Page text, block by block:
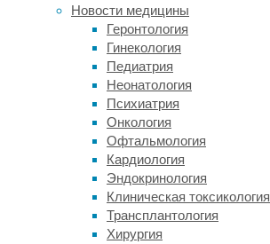
Новости медицины
Геронтология
Гинекология
Педиатрия
Неонатология
Психиатрия
Онкология
Офтальмология
Кардиология
Эндокринология
Клиническая токсикология
Трансплантология
Хирургия
людей
истончается
кора
мозга,
теряется
объем
белого
вещества
постепенно
слабеет
память.